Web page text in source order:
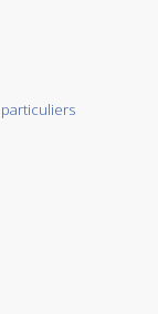
particuliers